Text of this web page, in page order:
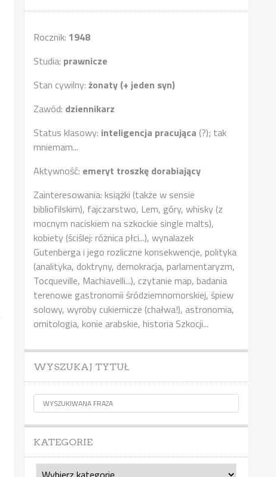
Rocznik: 1948
Studia: prawnicze
Stan cywilny: żonaty (+ jeden syn)
Zawód: dziennikarz
Status klasowy: inteligencja pracująca (?); tak
mniemam...
Aktywność: emeryt troszkę dorabiający
Zainteresowania: książki (także w sensie
bibliofilskim), fajczarstwo, Lem, góry, whisky (z
mocnym naciskiem na szkockie single malts),
kobiety (ściślej: różnica płci...), wynalazek
Gutenberga i jego rozliczne konsekwencje, polityka
(analityka, doktryny, demokracja, parlamentaryzm,
Tocqueville, Machiavelli...), czytanie map, badania
terenowe gastronomii śródziemnomorskiej, śpiew
solowy, wyroby cukiernicze (chałwa!), astronomia,
ornitologia, konie arabskie, historia Szkocji...
WYSZUKAJ TYTUŁ
KATEGORIE
Kategorie